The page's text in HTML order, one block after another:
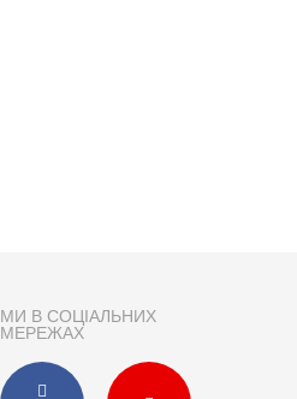
МИ В СОЦІАЛЬНИХ
МЕРЕЖАХ